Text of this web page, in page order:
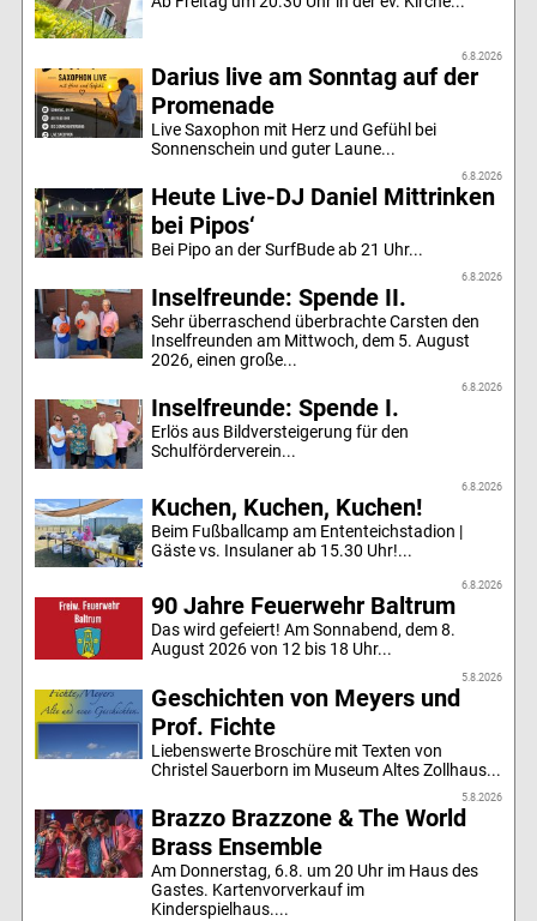
6.8.2026
Darius live am Sonntag auf der
Promenade
Live Saxophon mit Herz und Gefühl bei
Sonnenschein und guter Laune...
6.8.2026
Heute Live-DJ Daniel Mittrinken
bei Pipos‘
Bei Pipo an der SurfBude ab 21 Uhr...
6.8.2026
Inselfreunde: Spende II.
Sehr überraschend überbrachte Carsten den
Inselfreunden am Mittwoch, dem 5. August
2026, einen große...
6.8.2026
Inselfreunde: Spende I.
Erlös aus Bildversteigerung für den
Schulförderverein...
6.8.2026
Kuchen, Kuchen, Kuchen!
Beim Fußballcamp am Ententeichstadion |
Gäste vs. Insulaner ab 15.30 Uhr!...
6.8.2026
90 Jahre Feuerwehr Baltrum
Das wird gefeiert! Am Sonnabend, dem 8.
August 2026 von 12 bis 18 Uhr...
5.8.2026
Geschichten von Meyers und
Prof. Fichte
Liebenswerte Broschüre mit Texten von
Christel Sauerborn im Museum Altes Zollhaus...
5.8.2026
Brazzo Brazzone & The World
Brass Ensemble
Am Donnerstag, 6.8. um 20 Uhr im Haus des
Gastes. Kartenvorverkauf im
Kinderspielhaus....